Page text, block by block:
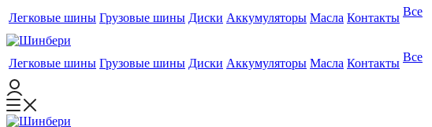
Легковые шины Грузовые шины Диски Аккумуляторы Масла Контакты Все
Легковые шины Грузовые шины Диски Аккумуляторы Масла Контакты Все